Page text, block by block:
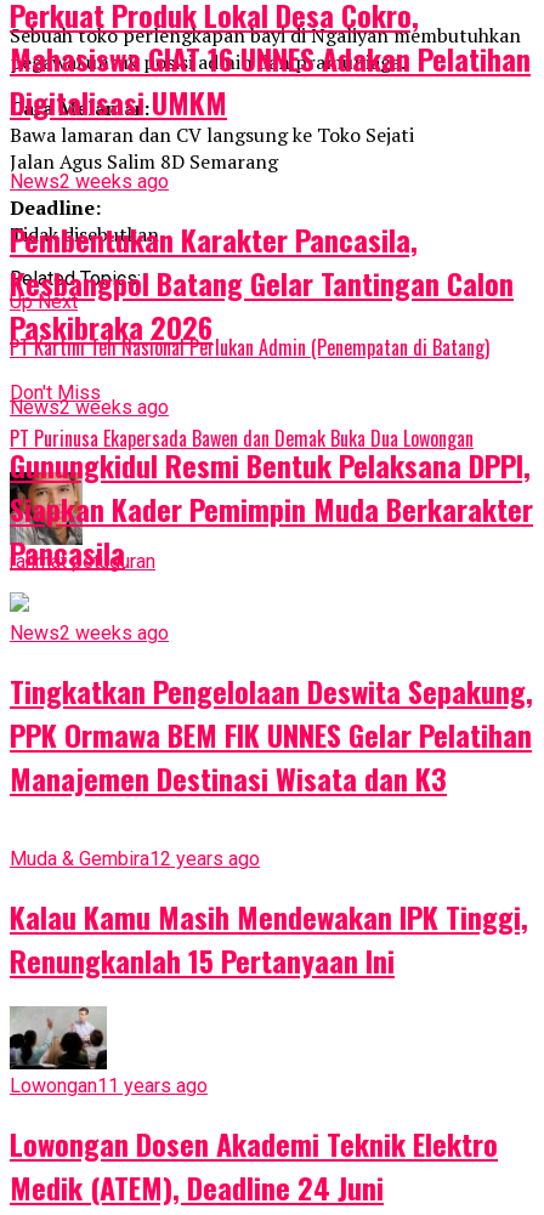
Sebuah toko perlengkapan bayi di Ngaliyan membutuhkan
pegawai untuk posisi admin dan pramuniaga.
Cara Melamar:
Bawa lamaran dan CV langsung ke Toko Sejati
Jalan Agus Salim 8D Semarang
Deadline:
Tidak disebutkan.
Related Topics:
Up Next
PT Kartini Teh Nasional Perlukan Admin (Penempatan di Batang)
Don't Miss
PT Purinusa Ekapersada Bawen dan Demak Buka Dua Lowongan
rahmat petuguran
Perkuat Produk Lokal Desa Cokro,
Mahasiswa GIAT 16 UNNES Adakan Pelatihan
Digitalisasi UMKM
News2 weeks ago
Pembentukan Karakter Pancasila,
Kesbangpol Batang Gelar Tantingan Calon
Paskibraka 2026
News2 weeks ago
Gunungkidul Resmi Bentuk Pelaksana DPPI,
Siapkan Kader Pemimpin Muda Berkarakter
Pancasila
News2 weeks ago
Tingkatkan Pengelolaan Deswita Sepakung,
PPK Ormawa BEM FIK UNNES Gelar Pelatihan
Manajemen Destinasi Wisata dan K3
Muda & Gembira12 years ago
Kalau Kamu Masih Mendewakan IPK Tinggi,
Renungkanlah 15 Pertanyaan Ini
Lowongan11 years ago
Lowongan Dosen Akademi Teknik Elektro
Medik (ATEM), Deadline 24 Juni